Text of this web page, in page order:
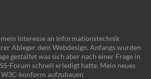
Interesse an Informationstechnik
Ableger dem Webdesign. Anfangs wurden
gestaltet was sich aber nach einer Frage in
Forum schnell erledigt hatte. Mein neues
konform aufzubauen